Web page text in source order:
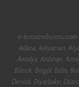
e-
Adana, Adıyaman,
Antalya, Ardahan,
Bilecik, Bingöl, Bitlis,
Denizli, Diyarbakır,